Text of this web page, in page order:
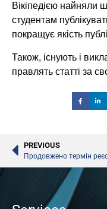
Вікіпедією найняли
студентам
покращує якість
Також, існують і
правлять статті за
PREVIOUS